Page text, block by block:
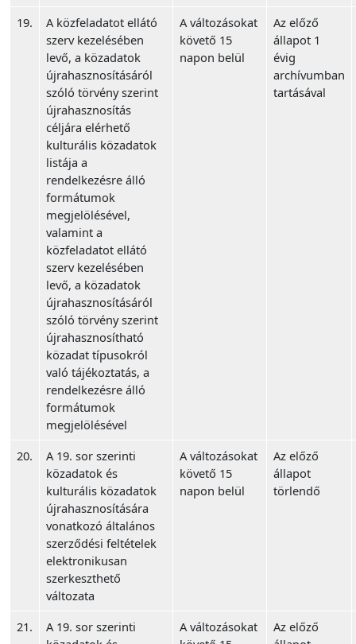
19.
A közfeladatot ellátó
szerv kezelésében
levő, a közadatok
újrahasznosításáról
szóló törvény szerint
újrahasznosítás
céljára elérhető
kulturális közadatok
listája a
rendelkezésre álló
formátumok
megjelölésével,
valamint a
közfeladatot ellátó
szerv kezelésében
levő, a közadatok
újrahasznosításáról
szóló törvény szerint
újrahasznosítható
közadat típusokról
való tájékoztatás, a
rendelkezésre álló
formátumok
megjelölésével
A változásokat
követő 15
napon belül
Az előző
állapot 1
évig
archívumban
tartásával
20.
A 19. sor szerinti
közadatok és
kulturális közadatok
újrahasznosítására
vonatkozó általános
szerződési feltételek
elektronikusan
szerkeszthető
változata
A változásokat
követő 15
napon belül
Az előző
állapot
törlendő
21.
A 19. sor szerinti
A változásokat
Az előző